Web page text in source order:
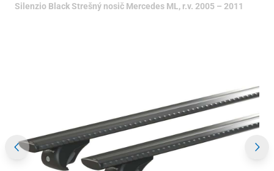
Silenzio Black Strešný nosič Mercedes ML, r.v. 2005 – 2011